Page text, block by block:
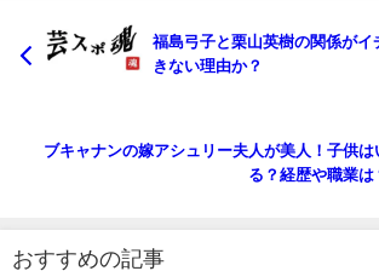
福島弓子と栗山英樹の関係がイ
きない理由か？
ブキャナンの嫁アシュリー夫人が美人！子供は
る？経歴や職業は
おすすめの記事